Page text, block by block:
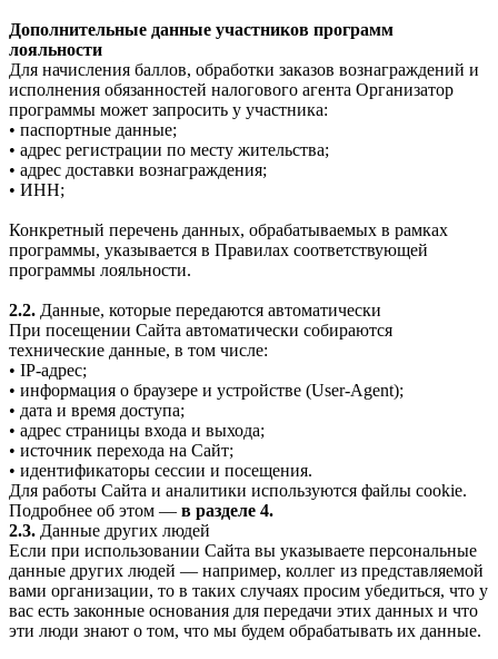
Дополнительные данные участников программ
лояльности
Для начисления баллов, обработки заказов вознаграждений и
исполнения обязанностей налогового агента Организатор
программы может запросить у участника:
• паспортные данные;
• адрес регистрации по месту жительства;
• адрес доставки вознаграждения;
• ИНН;
Конкретный перечень данных, обрабатываемых в рамках
программы, указывается в Правилах соответствующей
программы лояльности.
2.2. Данные, которые передаются автоматически
При посещении Сайта автоматически собираются
технические данные, в том числе:
• IP-адрес;
• информация о браузере и устройстве (User-Agent);
• дата и время доступа;
• адрес страницы входа и выхода;
• источник перехода на Сайт;
• идентификаторы сессии и посещения.
Для работы Сайта и аналитики используются файлы cookie.
Подробнее об этом — в разделе 4.
2.3. Данные других людей
Если при использовании Сайта вы указываете персональные
данные других людей — например, коллег из представляемой
вами организации, то в таких случаях просим убедиться, что у
вас есть законные основания для передачи этих данных и что
эти люди знают о том, что мы будем обрабатывать их данные.